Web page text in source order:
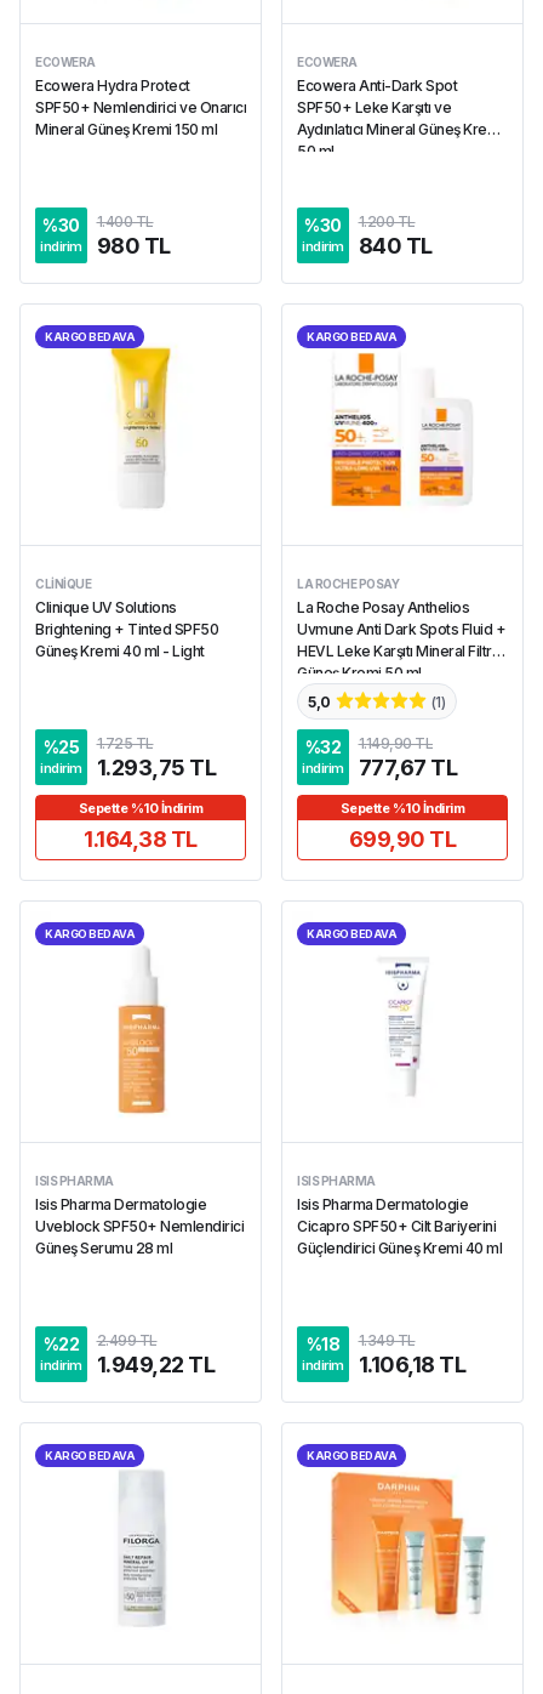
ECOWERA
Ecowera Hydra Protect
SPF50+ Nemlendirici ve Onarıcı
Mineral Güneş Kremi 150 ml
%30
indirim
1.400 TL
980 TL
ECOWERA
Ecowera Anti-Dark Spot
SPF50+ Leke Karşıtı ve
Aydınlatıcı Mineral Güneş Kremi
50 ml
%30
indirim
1.200 TL
840 TL
KARGO BEDAVA
CLINIQUE
Clinique UV Solutions
Brightening + Tinted SPF50
Güneş Kremi 40 ml - Light
%25
indirim
1.725 TL
1.293,75 TL
Sepette %10 İndirim
1.164,38 TL
KARGO BEDAVA
LA ROCHE POSAY
La Roche Posay Anthelios
Uvmune Anti Dark Spots Fluid +
HEVL Leke Karşıtı Mineral Filtreli
Güneş Kremi 50 ml
5,0
(1)
%32
indirim
1.149,90 TL
777,67 TL
Sepette %10 İndirim
699,90 TL
KARGO BEDAVA
ISIS PHARMA
Isis Pharma Dermatologie
Uveblock SPF50+ Nemlendirici
Güneş Serumu 28 ml
%22
indirim
2.499 TL
1.949,22 TL
KARGO BEDAVA
ISIS PHARMA
Isis Pharma Dermatologie
Cicapro SPF50+ Cilt Bariyerini
Güçlendirici Güneş Kremi 40 ml
%18
indirim
1.349 TL
1.106,18 TL
KARGO BEDAVA KARGO BEDAVA